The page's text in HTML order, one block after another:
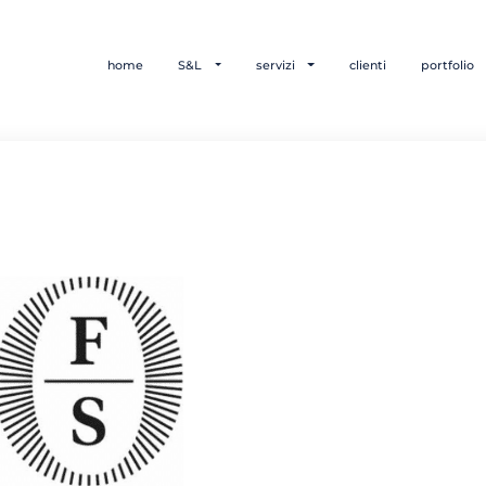
home S&L servizi clienti portfolio